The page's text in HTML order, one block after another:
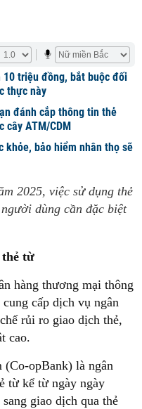
triệu đồng, bắt buộc đối
thực này
đánh cắp thông tin thẻ
cây ATM/CDM
khỏe, bảo hiểm nhân thọ sẽ
2025, việc sử dụng thẻ
dùng cần đặc biệt
thẻ từ
hàng thương mại thông
cấp dịch vụ ngân
rủi ro giao dịch thẻ,
cao.
(Co-opBank) là ngân
từ kể từ ngày ngày
giao dịch qua thẻ